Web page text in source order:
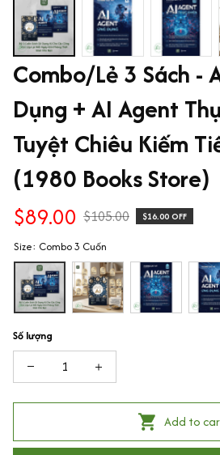
Combo/Lẻ 3 Sách -
Dụng + AI Agent
Tuyệt Chiêu Kiếm
(1980 Books Store)
$89.00 $105.00 $16.00 OFF
Size: Combo 3 Cuốn
Số lượng
Add to